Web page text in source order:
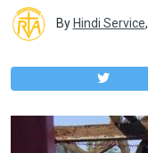
By Hindi Service,